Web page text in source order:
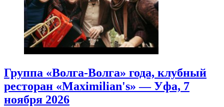
Группа «Волга-Волга» года, клубный
ресторан «Maximilian's» — Уфа, 7
ноября 2026